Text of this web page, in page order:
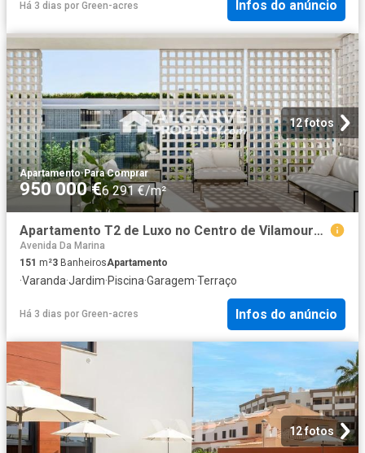
Há 3 dias por Green-acres Infos do anúncio
12 fotos
Apartamento·Para Comprar
950 000 €6 291 €/m²
Apartamento T2 de Luxo no Centro de Vilamoura – Botânica 151m² Quarteira
Avenida Da Marina
151 m²3 BanheirosApartamento
·Varanda·Jardim·Piscina·Garagem·Terraço
Há 3 dias por Green-acres Infos do anúncio
12 fotos